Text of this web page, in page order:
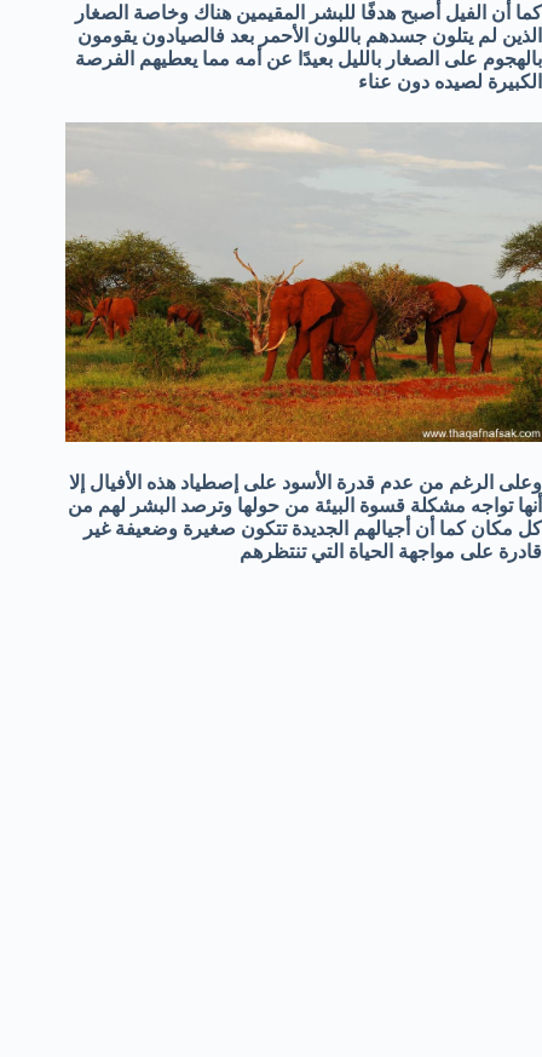
كما أن الفيل أصبح هدفًا للبشر المقيمين هناك وخاصة الصغار
الذين لم يتلون جسدهم باللون الأحمر بعد فالصيادون يقومون
بالهجوم على الصغار بالليل بعيدًا عن أمه مما يعطيهم الفرصة
الكبيرة لصيده دون عناء
وعلى الرغم من عدم قدرة الأسود على إصطياد هذه الأفيال إلا
أنها تواجه مشكلة قسوة البيئة من حولها وترصد البشر لهم من
كل مكان كما أن أجيالهم الجديدة تتكون صغيرة وضعيفة غير
قادرة على مواجهة الحياة التي تنتظرهم